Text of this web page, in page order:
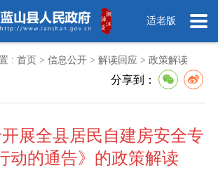
适老版
: 首页 > 信息公开 > 解读回应 > 政策解读
分享到：
展全县居民自建房安全专
动的通告》的政策解读